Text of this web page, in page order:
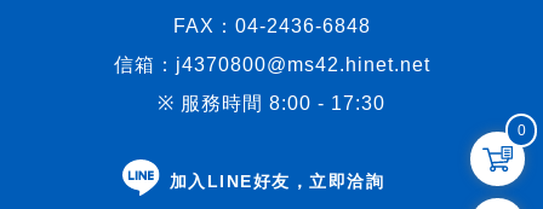
0
FAX：04-2436-6848
信箱： j4370800@ms42.hinet.net
※ 服務時間 8:00 - 17:30
加入LINE好友，立即洽詢